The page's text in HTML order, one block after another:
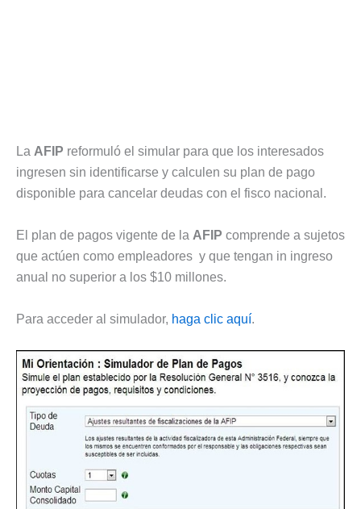
La AFIP reformuló el simular para que los interesados
ingresen sin identificarse y calculen su plan de pago
disponible para cancelar deudas con el fisco nacional.
El plan de pagos vigente de la AFIP comprende a sujetos
que actúen como empleadores y que tengan in ingreso
anual no superior a los $10 millones.
Para acceder al simulador, haga clic aquí.